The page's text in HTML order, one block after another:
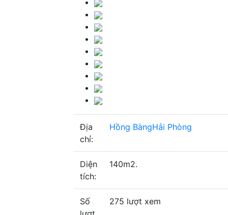
Địa
chỉ:
Hồng BàngHải Phòng
Diện
tích:
140m2.
Số
275 lượt xem